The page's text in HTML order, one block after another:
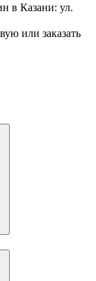
в Казани: ул.
или заказать